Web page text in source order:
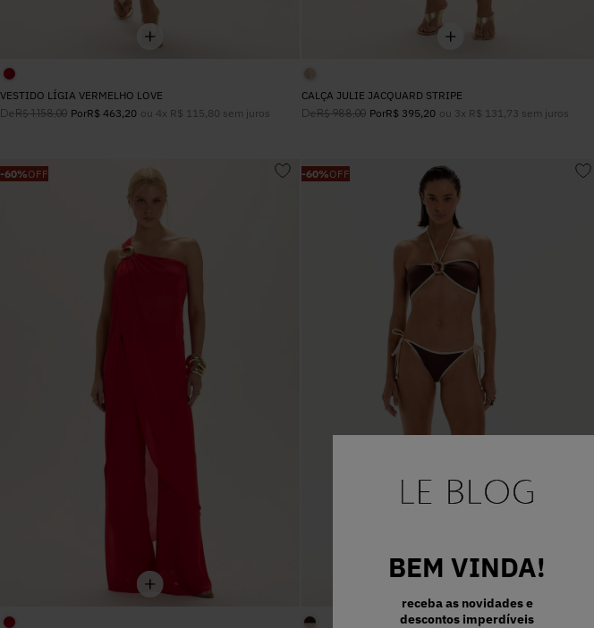
BEM VINDA!
receba as novidades e
descontos imperdíveis
VESTIDO LÍGIA VERMELHO LOVE
DeR$ 1.158,00 PorR$ 463,20 ou 4x R$ 115 80 sem juros
CALÇA JULIE JACQUARD STRIPE
DeR$ 988,00 PorR$ 395,20 ou 3x R$ 131 73 sem juros
-60%OFF -60%OFF